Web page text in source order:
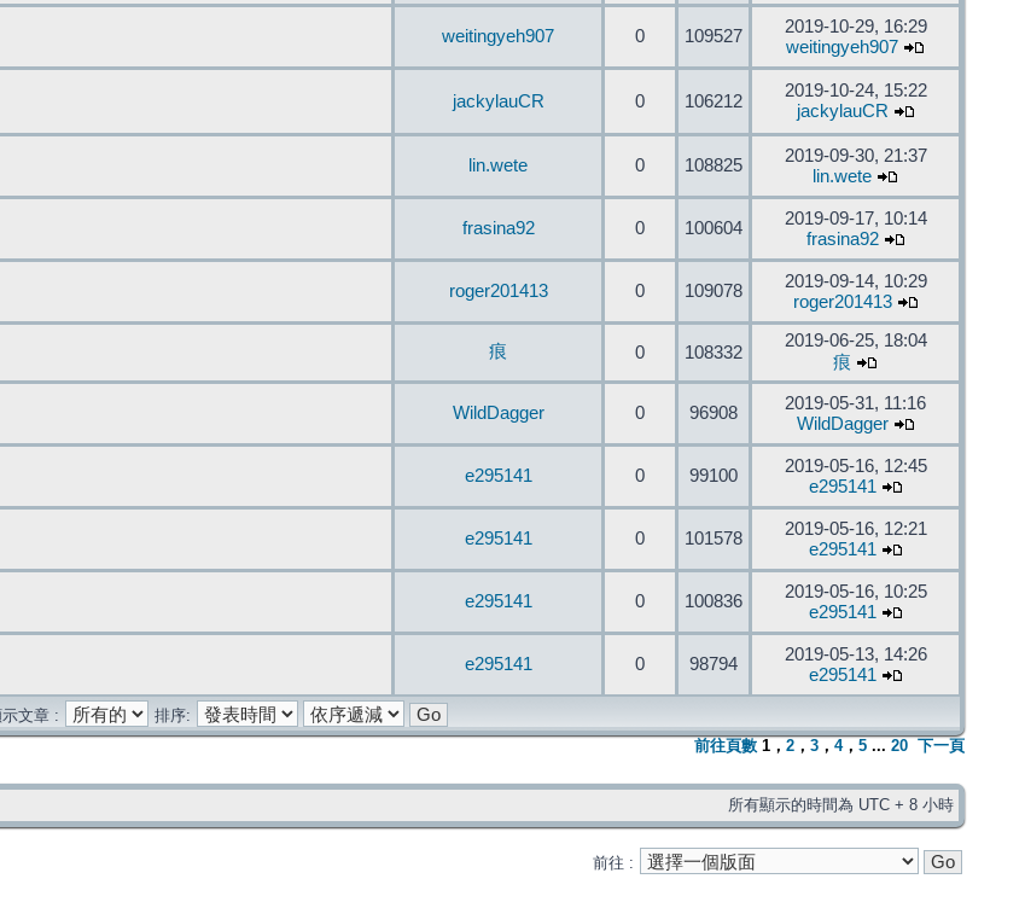
weitingyeh907 0 109527
2019-10-29, 16:29
weitingyeh907
jackylauCR 0 106212
2019-10-24, 15:22
jackylauCR
lin.wete 0 108825
2019-09-30, 21:37
lin.wete
frasina92 0 100604
2019-09-17, 10:14
frasina92
roger201413 0 109078
2019-09-14, 10:29
roger201413
痕 0 108332
2019-06-25, 18:04
痕
WildDagger 0 96908
2019-05-31, 11:16
WildDagger
e295141 0 99100
2019-05-16, 12:45
e295141
e295141 0 101578
2019-05-16, 12:21
e295141
e295141 0 100836
2019-05-16, 10:25
e295141
e295141 0 98794
2019-05-13, 14:26
e295141
文章 :
排序:
前往頁數 1 ， 2 ， 3 ， 4， 5 ... 20 下一頁
所有顯示的時間為 UTC + 8 小時
前往 :